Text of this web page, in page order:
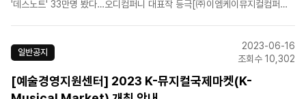
'데스노트' 33만명 봤다…오디컴퍼니 대표작 등극[㈜이엠케이뮤지컬컴퍼니]
님이 보고 계셔' 새달 29·30일 청주..
일반공지
2023-06-16
조회수 10,302
[예술경영지원센터] 2023 K-뮤지컬국제마켓(K-